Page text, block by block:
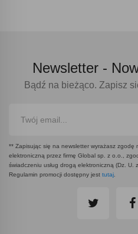
Newsletter -
Bądź na bieżąco. Zapisz
** Zapisując się na newsletter wyrażasz zgodę
elektroniczną przez firmę Global sp. z o.o.,
świadczeniu usług drogą elektroniczną (Dz.
Regulamin promocji dostępny jest tutaj